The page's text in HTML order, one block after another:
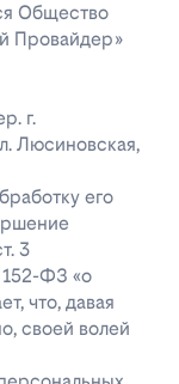
Общество
Провайдер»
г.
Люсиновская,
его
3
152-ФЗ «о
что, давая
своей волей